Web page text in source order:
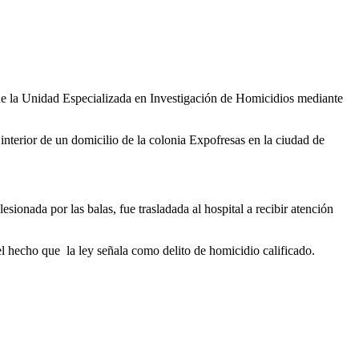
Unidad Especializada en Investigación de Homicidios mediante
de un domicilio de la colonia Expofresas en la ciudad de
por las balas, fue trasladada al hospital a recibir atención
hecho que la ley señala como delito de homicidio calificado.